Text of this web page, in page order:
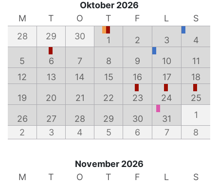
Oktober 2026
M
T O T F L
S
28
29 30 1 2 3 4
5 6 7 8 9 10
11
12
13 14 15 16 17 18
19 20 21 22 23 24 25
26 27 28 29 30 31
1
2
3 4 5 6 7 8
November 2026
M
T O T F L
S